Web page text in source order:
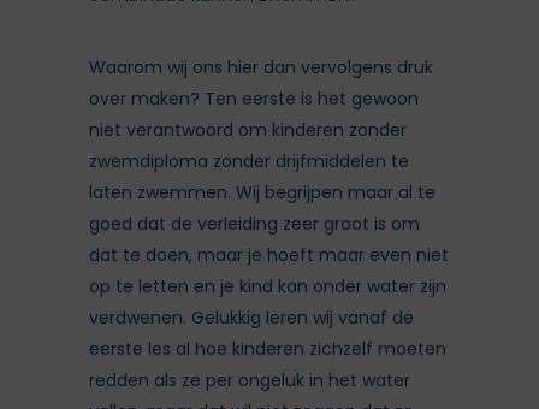
Waarom wij ons hier dan vervolgens druk
over maken? Ten eerste is het gewoon
niet verantwoord om kinderen zonder
zwemdiploma zonder drijfmiddelen te
laten zwemmen. Wij begrijpen maar al te
goed dat de verleiding zeer groot is om
dat te doen, maar je hoeft maar even niet
op te letten en je kind kan onder water zijn
verdwenen. Gelukkig leren wij vanaf de
eerste les al hoe kinderen zichzelf moeten
redden als ze per ongeluk in het water